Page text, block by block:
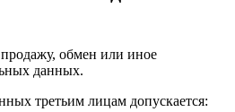
обмен или иное
данных.
третьим лицам допускается: